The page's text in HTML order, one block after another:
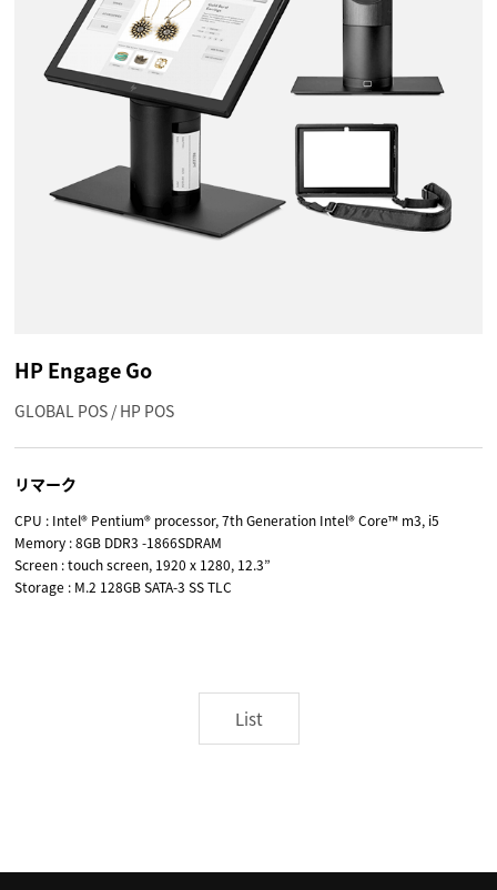
HP Engage Go
GLOBAL POS / HP POS
リマーク
CPU : Intel® Pentium® processor, 7th Generation Intel® Core™ m3, i5
Memory : 8GB DDR3 -1866SDRAM
Screen : touch screen, 1920 x 1280, 12.3”
Storage : M.2 128GB SATA-3 SS TLC
List